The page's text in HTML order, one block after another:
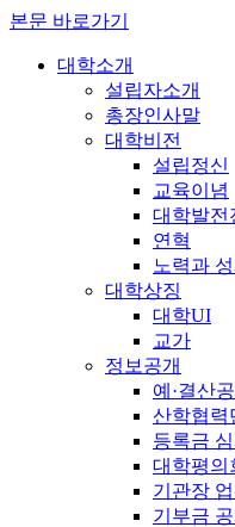
본문 바로가기
대학소개
설립자소개
총장인사말
대학비전
설립정신
교육이념
대학발전
연혁
노력과
대학상징
대학UI
교가
정보공개
예·결산
산학협력
등록금
대학평의
기관장
기부금 공